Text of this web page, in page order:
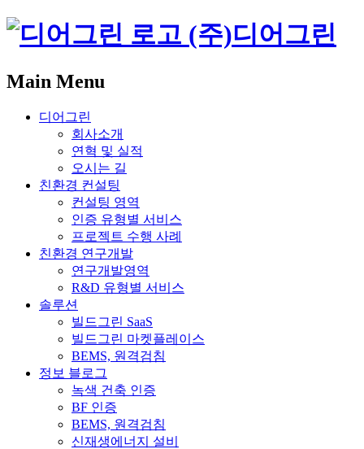
(주)디어그린
Main Menu
디어그린
회사소개
연혁 및 실적
오시는 길
친환경 컨설팅
컨설팅 영역
인증 유형별 서비스
프로젝트 수행 사례
친환경 연구개발
연구개발영역
R&D 유형별 서비스
솔루션
빌드그린 SaaS
빌드그린 마켓플레이스
BEMS, 원격검침
정보 블로그
녹색 건축 인증
BF 인증
BEMS, 원격검침
신재생에너지 설비